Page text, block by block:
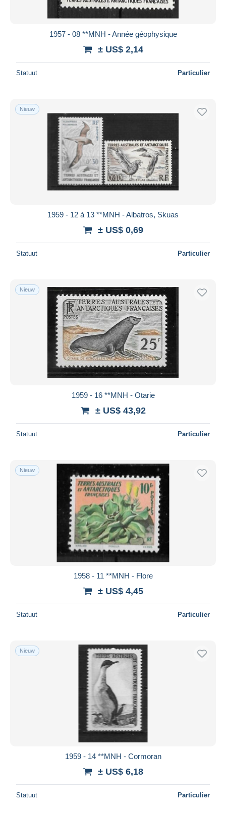
1957 - 08 **MNH - Année géophysique
± US$ 2,14
Statuut Particulier
Nieuw
1959 - 12 à 13 **MNH - Albatros, Skuas
± US$ 0,69
Statuut Particulier
Nieuw
1959 - 16 **MNH - Otarie
± US$ 43,92
Statuut Particulier
Nieuw
1958 - 11 **MNH - Flore
± US$ 4,45
Statuut Particulier
Nieuw
1959 - 14 **MNH - Cormoran
± US$ 6,18
Statuut Particulier